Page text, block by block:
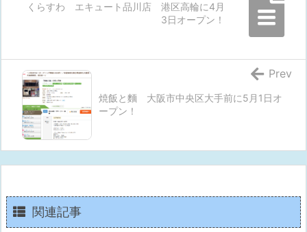
くらすわ エキュート品川店 港区高輪に4月
3日オープン！
焼飯と麵 大阪市中央区大手前に5月1日オ
ープン！
Prev
関連記事